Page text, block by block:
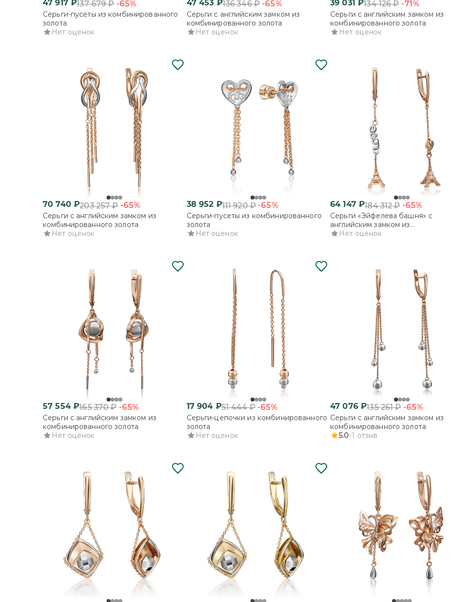
47 917₽137 679₽ -65%
Серьги-пусеты из комбинированного
золота
Нет оценок
47 453 ₽136 346₽ -65%
Серьги с английским замком из
комбинированного золота
Нет оценок
39 031 ₽134 126₽ -71%
Серьги с английским замком из
комбинированного золота
Нет оценок
70 740₽203 257₽ -65%
Серьги с английским замком из
комбинированного золота
Нет оценок
38 952 ₽111 920₽ -65%
Серьги-пусеты из комбинированного
золота
Нет оценок
64 147₽184 312₽ -65%
Серьги «Эйфелева башня» с
английским замком из
комбинированного золота
Нет оценок
57 554₽165 370₽ -65%
Серьги с английским замком из
комбинированного золота
Нет оценок
17 904 ₽51 444₽ -65%
Серьги-цепочки из комбинированного
золота
Нет оценок
47 076₽135 261₽ -65%
Серьги с английским замком из
комбинированного золота
5.0 1 отзыв